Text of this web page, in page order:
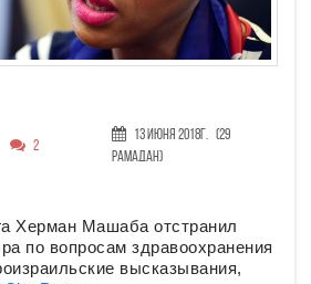
2
13 Июня 2018г. (29
Рамадан)
Херман Машаба отстранил
по вопросам здравоохранения
высказывания,